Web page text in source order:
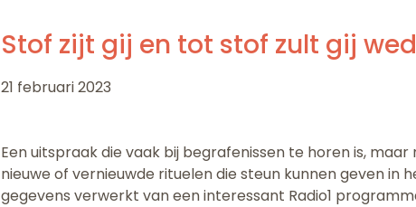
Stof zijt gij en tot stof zult gij
21 februari 2023
Een uitspraak die vaak bij begrafenissen te horen is,
nieuwe of vernieuwde rituelen die steun kunnen geven
gegevens verwerkt van een interessant Radio1